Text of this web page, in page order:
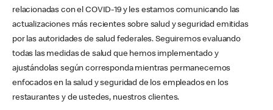
relacionadas con el COVID-19 y les estamos comunicando las
actualizaciones más recientes sobre salud y seguridad emitidas
por las autoridades de salud federales. Seguiremos evaluando
todas las medidas de salud que hemos implementado y
ajustándolas según corresponda mientras permanecemos
enfocados en la salud y seguridad de los empleados en los
restaurantes y de ustedes, nuestros clientes.